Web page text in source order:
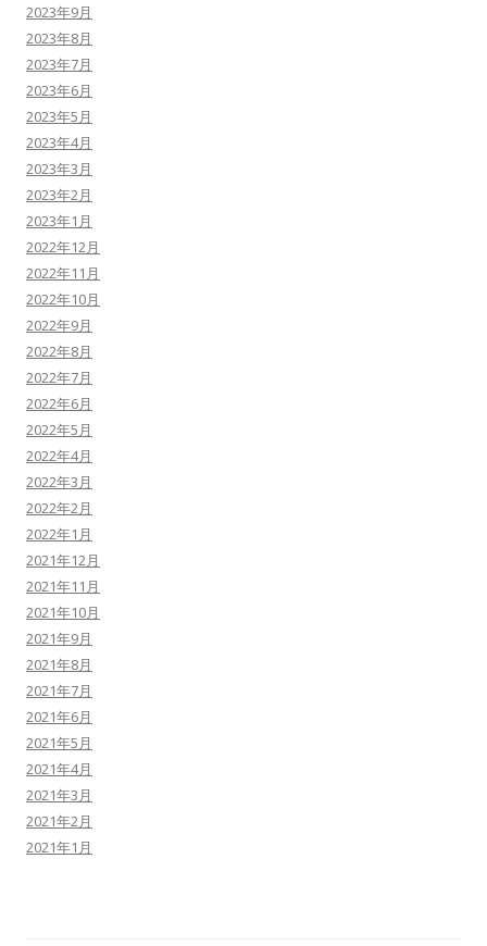
2023年9月
2023年8月
2023年7月
2023年6月
2023年5月
2023年4月
2023年3月
2023年2月
2023年1月
2022年12月
2022年11月
2022年10月
2022年9月
2022年8月
2022年7月
2022年6月
2022年5月
2022年4月
2022年3月
2022年2月
2022年1月
2021年12月
2021年11月
2021年10月
2021年9月
2021年8月
2021年7月
2021年6月
2021年5月
2021年4月
2021年3月
2021年2月
2021年1月